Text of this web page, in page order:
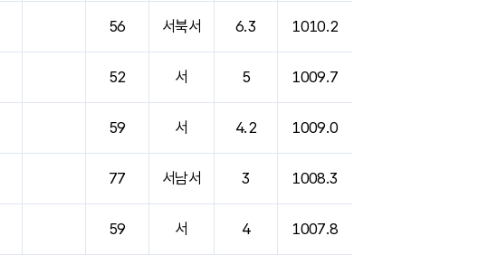
56 서북서 6.3 1010.2
52 서 5 1009.7
59 서 4.2 1009.0
77 서남서 3 1008.3
59 서 4 1007.8